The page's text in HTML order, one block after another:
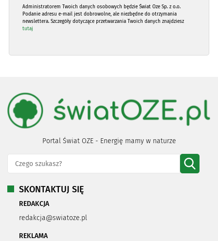
Administratorem Twoich danych osobowych będzie Świat Oze Sp. z o.o.
Podanie adresu e-mail jest dobrowolne, ale niezbędne do otrzymania
newslettera. Szczegóły dotyczące przetwarzania Twoich danych znajdziesz
tutaj
Portal Świat OZE - Energię mamy w naturze
SKONTAKTUJ SIĘ
REDAKCJA
redakcja@swiatoze.pl
REKLAMA